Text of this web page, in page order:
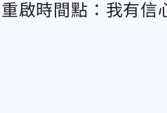
啟時間點：我有信